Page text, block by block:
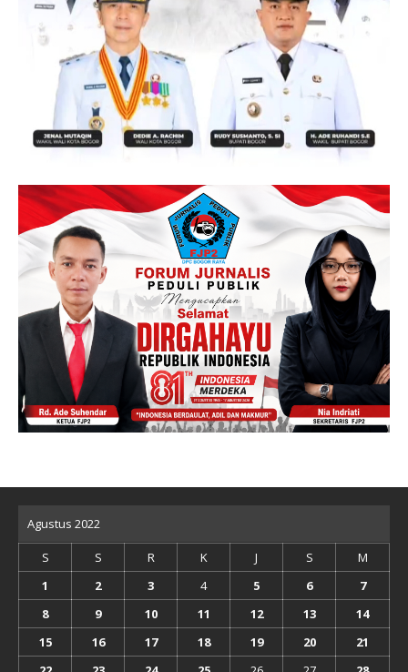
Agustus 2022
S S R K J S
M
1
2 3 4 5 6
7
8
9 10 11 12 13
14
15
16 17 18 19 20
21